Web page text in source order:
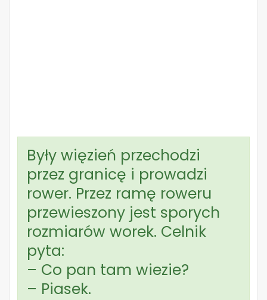
Były więzień przechodzi
przez granicę i prowadzi
rower. Przez ramę roweru
przewieszony jest sporych
rozmiarów worek. Celnik
pyta:
– Co pan tam wiezie?
– Piasek.